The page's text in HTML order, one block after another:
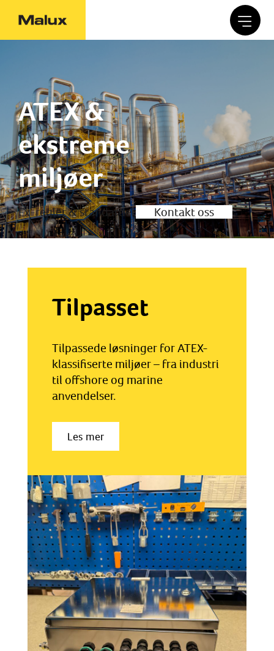
ATEX &
ekstreme
miljøer
Ex-regler & standarder Kontakt oss
Tilpasset
Tilpassede løsninger for ATEX-
klassifiserte miljøer – fra industri
til offshore og marine
anvendelser.
Les mer